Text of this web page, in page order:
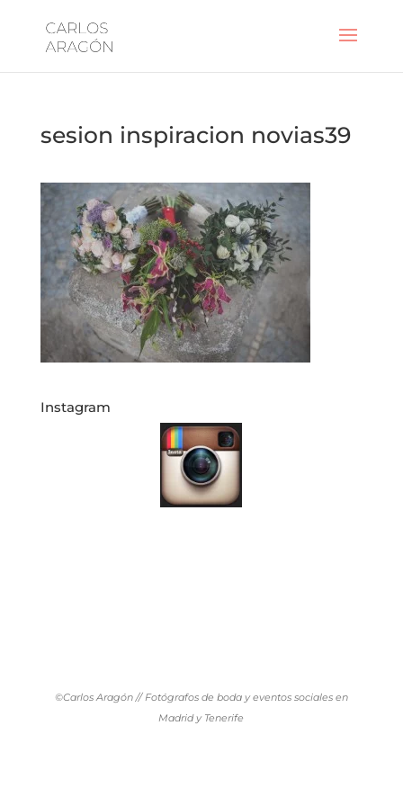
sesion inspiracion novias39
Instagram
©Carlos Aragón // Fotógrafos de boda y eventos sociales en
Madrid y Tenerife